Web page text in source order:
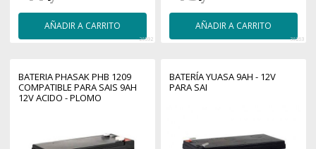
AÑADIR A CARRITO
26592
AÑADIR A CARRITO
36263
BATERIA PHASAK PHB 1209
COMPATIBLE PARA SAIS 9AH
12V ACIDO - PLOMO
BATERÍA YUASA 9AH - 12V
PARA SAI